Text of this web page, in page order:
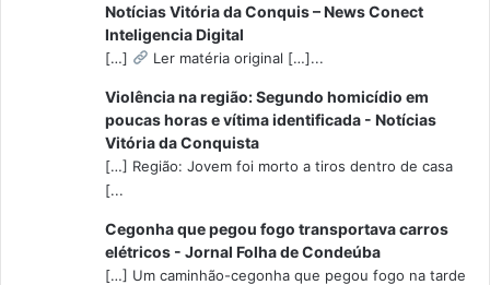
Notícias Vitória da Conquis – News Conect
Inteligencia Digital
[…] Ler matéria original […]...
Violência na região: Segundo homicídio em
poucas horas e vítima identificada - Notícias
Vitória da Conquista
[…] Região: Jovem foi morto a tiros dentro de casa
[...
Cegonha que pegou fogo transportava carros
elétricos - Jornal Folha de Condeúba
[…] Um caminhão-cegonha que pegou fogo na tarde